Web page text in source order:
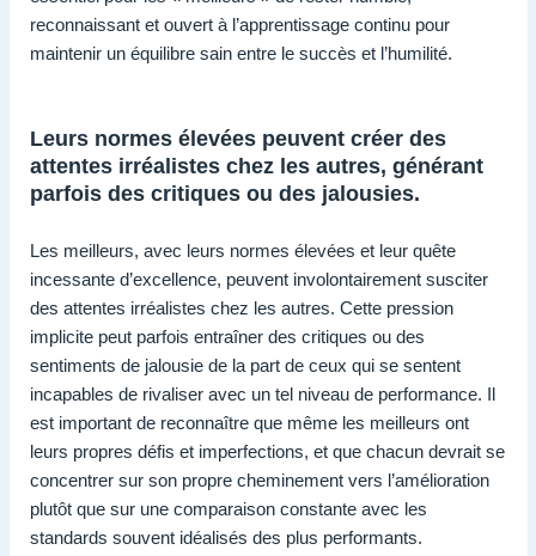
reconnaissant et ouvert à l’apprentissage continu pour
maintenir un équilibre sain entre le succès et l’humilité.
Leurs normes élevées peuvent créer des
attentes irréalistes chez les autres, générant
parfois des critiques ou des jalousies.
Les meilleurs, avec leurs normes élevées et leur quête
incessante d’excellence, peuvent involontairement susciter
des attentes irréalistes chez les autres. Cette pression
implicite peut parfois entraîner des critiques ou des
sentiments de jalousie de la part de ceux qui se sentent
incapables de rivaliser avec un tel niveau de performance. Il
est important de reconnaître que même les meilleurs ont
leurs propres défis et imperfections, et que chacun devrait se
concentrer sur son propre cheminement vers l’amélioration
plutôt que sur une comparaison constante avec les
standards souvent idéalisés des plus performants.